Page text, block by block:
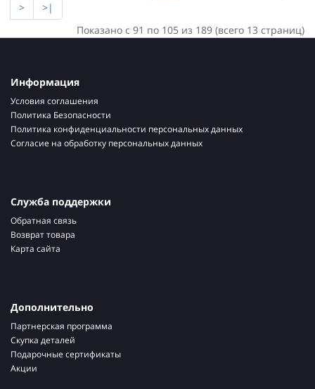
>
>|
Показано с 91 по 105 из 189 (всего 13 страниц)
Информация
Условия соглашения
Политика Безопасности
Политика конфиденциальности персональных данных
Согласие на обработку персональных данных
Служба поддержки
Обратная связь
Возврат товара
Карта сайта
Дополнительно
Партнерская программа
Скупка деталей
Подарочные сертификаты
Акции